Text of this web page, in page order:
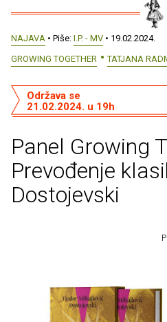
NAJAVA • Piše: I.P. - MV • 19.02.2024.
GROWING TOGETHER
TATJANA
Panel Growing
Prevođenje
Dostojevski
Održava se
21.02.2024. u 19h